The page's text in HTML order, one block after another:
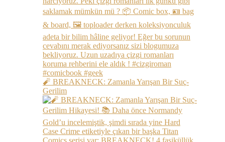
🧨 BREAKNECK: Zamanla Yarışan Bir Suç-
Gerilim